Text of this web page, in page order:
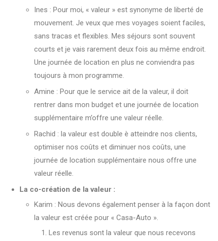
Ines : Pour moi, « valeur » est synonyme de liberté de
mouvement. Je veux que mes voyages soient faciles,
sans tracas et flexibles. Mes séjours sont souvent
courts et je vais rarement deux fois au même endroit.
Une journée de location en plus ne conviendra pas
toujours à mon programme.
Amine : Pour que le service ait de la valeur, il doit
rentrer dans mon budget et une journée de location
supplémentaire m’offre une valeur réelle.
Rachid : la valeur est double è atteindre nos clients,
optimiser nos coûts et diminuer nos coûts, une
journée de location supplémentaire nous offre une
valeur réelle.
La co-création de la valeur :
Karim : Nous devons également penser à la façon dont
la valeur est créée pour « Casa-Auto ».
Les revenus sont la valeur que nous recevons